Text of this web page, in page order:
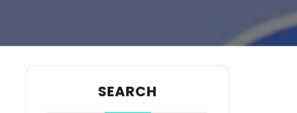
SEARCH